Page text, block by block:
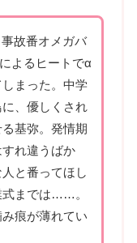
故番オメガバ
よるヒートでα
まった。中学
、優しくされ
基弥。発情期
れ違うばか
と番ってほし
式までは……。
痕が薄れてい